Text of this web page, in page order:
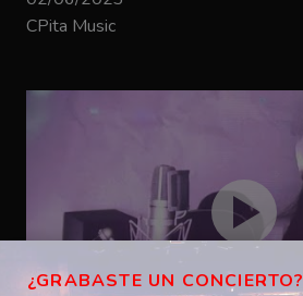
CPita Music
¿GRABASTE UN CONCIERTO?